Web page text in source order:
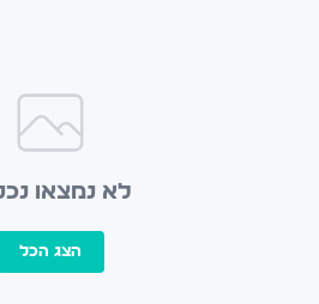
לא נמצאו
הצג הכל